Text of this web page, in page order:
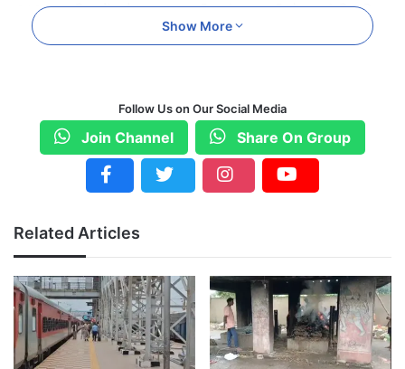
CISF यात्रियों और सामान की जांच करती है, वहां किसी
भी तरह की वीडियो रिकॉर्डिंग या फोटो लेना मना रहेगा।
तक जाते समय रुककर वीडियो बनाना भी नियमों का
उल्लंघन माना जाएगा।
ऑफ या लैंडिंग के दौरान सामान्य फोटो और वीडियो ले सकते
हैं, लेकिन केबिन क्रू के निर्देश पर कैमरा तुरंत बंद करना
अनिवार्य होगा।
अधिकारियों के अनुसार, यदि कोई यात्री चेतावनी के बावजूद
Show More
Follow Us on Our Social Media
Join Channel Share On Group
Related Articles